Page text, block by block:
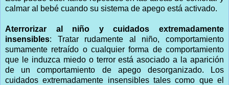
calmar al bebé cuando su sistema de apego está activado.
Aterrorizar al niño y cuidados extremadamente
insensibles: Tratar rudamente al niño, comportamiento
sumamente retraído o cualquier forma de comportamiento
que le induzca miedo o terror está asociado a la aparición
de un comportamiento de apego desorganizado. Los
cuidados extremadamente insensibles tales como que el